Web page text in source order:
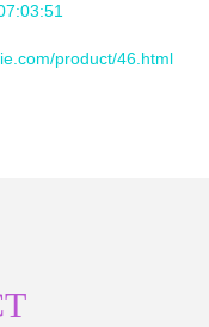
product/46.html